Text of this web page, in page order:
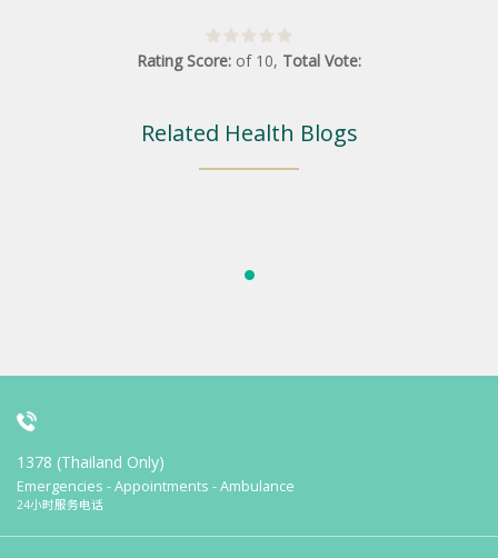
Rating Score: of 10, Total Vote:
Related Health Blogs
1378 (Thailand Only)
Emergencies - Appointments - Ambulance
24小时服务电话